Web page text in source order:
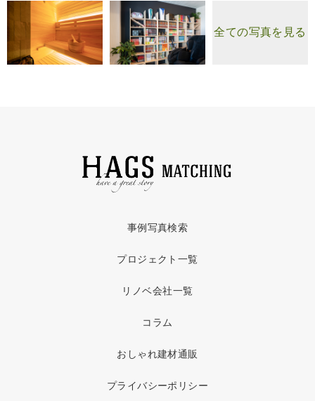
全ての写真を見る
事例写真検索
プロジェクト一覧
リノベ会社一覧
コラム
おしゃれ建材通販
プライバシーポリシー